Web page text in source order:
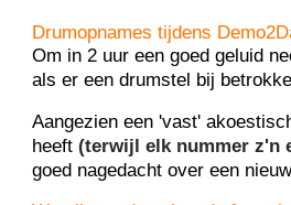
Drumopnames tijdens
Om in 2 uur een goed geluid
als er een drumstel bij
Aangezien een 'vast'
heeft (terwijl elk nummer z'n
goed nagedacht over een